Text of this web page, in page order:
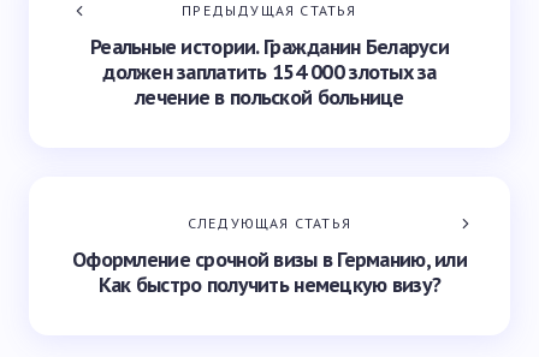
ПРЕДЫДУЩАЯ СТАТЬЯ
Реальные истории. Гражданин Беларуси
должен заплатить 154 000 злотых за
лечение в польской больнице
СЛЕДУЮЩАЯ СТАТЬЯ
Оформление срочной визы в Германию, или
Как быстро получить немецкую визу?